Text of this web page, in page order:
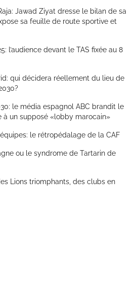
Jawad Ziyat dresse le bilan de sa
sa feuille de route sportive et
l’audience devant le TAS fixée au 8
qui décidera réellement du lieu de
le média espagnol ABC brandit le
à un supposé «lobby marocain»
le rétropédalage de la CAF
ou le syndrome de Tartarin de
Lions triomphants, des clubs en